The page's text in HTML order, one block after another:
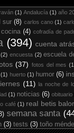
(1) Andalucía (1) año
sur (8) carlos cano (1)
cocina (4) cofradía de
(394) cuenta
(2) encuesta (2) escuela
(37) fotos del mes
(1) huerto (1) humor (6)
(11) la noche de
(1) noticias (6) obituario
café (1) real betis
semana santa
(3) tests (3) toño